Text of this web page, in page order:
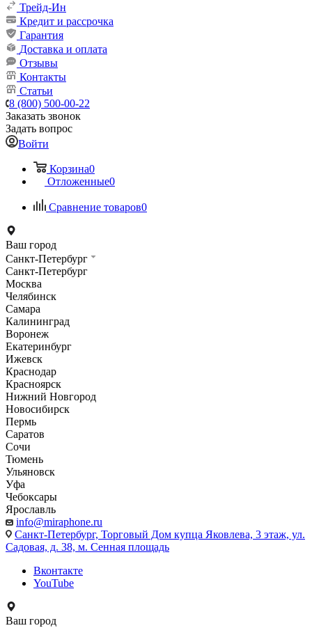
Трейд-Ин
Кредит и рассрочка
Гарантия
Доставка и оплата
Отзывы
Контакты
Статьи
8 (800) 500-00-22
Заказать звонок
Задать вопрос
Войти
Корзина0
Отложенные0
Сравнение товаров0
Ваш город
Санкт-Петербург
Санкт-Петербург
Москва
Челябинск
Самара
Калининград
Воронеж
Екатеринбург
Ижевск
Краснодар
Красноярск
Нижний Новгород
Новосибирск
Пермь
Саратов
Сочи
Тюмень
Ульяновск
Уфа
Чебоксары
Ярославль
info@miraphone.ru
Санкт-Петербург, Торговый Дом купца Яковлева, 3 этаж, ул.
Садовая, д. 38, м. Сенная площадь
Вконтакте
YouTube
Ваш город